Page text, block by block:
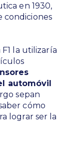
en 1930,
condiciones
la utilizaría
automóvil
sepan
cómo
lograr ser la